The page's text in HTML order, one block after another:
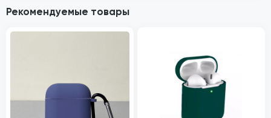
Рекомендуемые товары